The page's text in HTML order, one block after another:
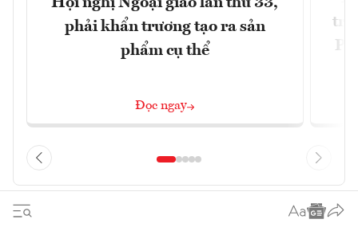
phải khẩn trương tạo ra sản
phẩm cụ thể
Đọc ngay